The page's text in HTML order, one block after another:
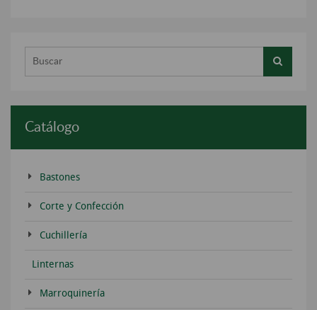
Catálogo
Bastones
Corte y Confección
Cuchillería
Linternas
Marroquinería